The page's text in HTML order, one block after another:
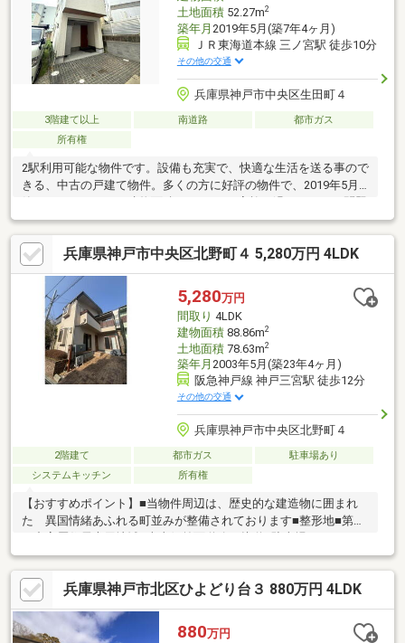
土地面積52.27m2
築年月 2019年5月(築7年4ヶ月)
ＪＲ東海道本線 三ノ宮駅 徒歩10分
その他の交通
兵庫県神戸市中央区生田町４
3階建て以上 南道路
都市ガス
所有権
2駅利用可能な物件です。設備も充実で、快適な生活を送る事ので
きる、中古の戸建て物件。多くの方に好評の物件で、2019年5月
築となっています。建物面積94.76㎡でご家族と過ごすのにも問題
のない広さです。楽しく快適に生活をしたい方は収納もたっぷり
の2SLDK。駅から物件まで徒歩10分です。小さなお子様がいる方
もベビーカーは高低差の少ない平坦地がいいですよね。
兵庫県神戸市中央区北野町４ 5,280万円 4LDK
5,280万円
間取り 4LDK
建物面積88.86m2
土地面積78.63m2
築年月 2003年5月(築23年4ヶ月)
阪急神戸線 神戸三宮駅 徒歩12分
その他の交通
兵庫県神戸市中央区北野町４
2階建て 都市ガス
駐車場あり
システムキッチン
所有権
【おすすめポイント】■当物件周辺は、歴史的な建造物に囲まれ
た 異国情緒あふれる町並みが整備されております■整形地■第二
り■4LDKの間取り■各居室に窓あり■各居室に収納あり■浴室に窓
あり■3路線アクセス 阪急神戸線「神戸三宮」駅徒歩12分 東海
道線「三ノ宮」駅徒歩14分 神戸市営地下鉄西神山手線「三宮」
駅徒歩11分ご不明な点がありましたら、お気軽にお問い合わせく
ださい！
兵庫県神戸市北区ひよどり台３ 880万円 4LDK
880万円